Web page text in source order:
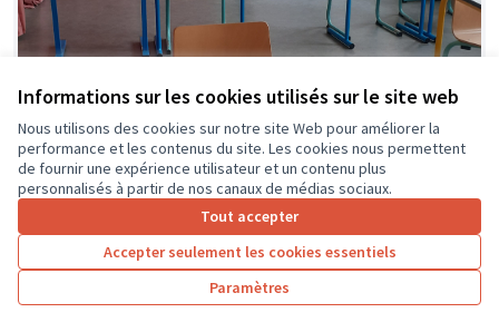
Informations sur les cookies utilisés sur le site web
Nous utilisons des cookies sur notre site Web pour améliorer la
performance et les contenus du site. Les cookies nous permettent
de fournir une expérience utilisateur et un contenu plus
personnalisés à partir de nos canaux de médias sociaux.
Tout accepter
Accepter seulement les cookies essentiels
Paramètres